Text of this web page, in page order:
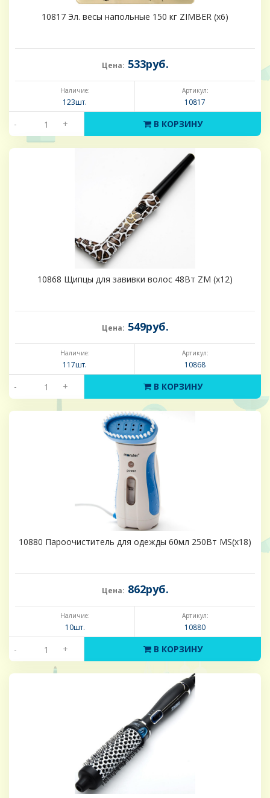
10817 Эл. весы напольные 150 кг ZIMBER (х6)
Цена: 533руб.
Наличие:
123шт.
Артикул:
10817
- + В КОРЗИНУ
10868 Щипцы для завивки волос 48Вт ZM (х12)
Цена: 549руб.
Наличие:
117шт.
Артикул:
10868
- + В КОРЗИНУ
10880 Пароочиститель для одежды 60мл 250Вт МS(х18)
Цена: 862руб.
Наличие:
10шт.
Артикул:
10880
- + В КОРЗИНУ